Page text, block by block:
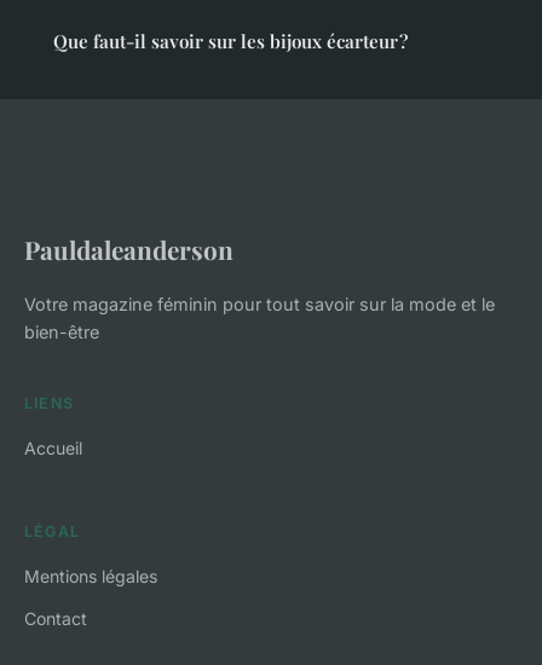
Que faut-il savoir sur les bijoux écarteur ?
Pauldaleanderson
Votre magazine féminin pour tout savoir sur la mode et le
bien-être
LIENS
Accueil
LÉGAL
Mentions légales
Contact